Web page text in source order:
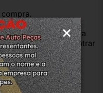
caso o cliente prefira
aceitamos, só entrar
e tiramos suas